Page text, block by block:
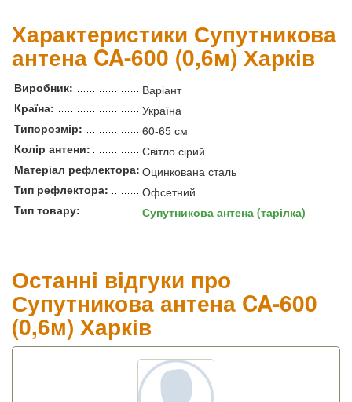
Характеристики Супутникова
антена CA-600 (0,6м) Харків
Виробник:
Варіант
Країна:
Україна
Типорозмір:
60-65 см
Колір антени:
Світло сірий
Матеріал рефлектора: Оцинкована сталь
Тип рефлектора:
Офсетний
Тип товару:
Супутникова антена (тарілка)
Останні відгуки про
Супутникова антена CA-600
(0,6м) Харків